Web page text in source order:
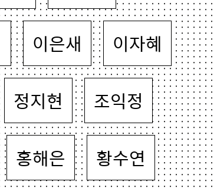
이은새 이자혜
정지현 조익정
홍해은 황수연